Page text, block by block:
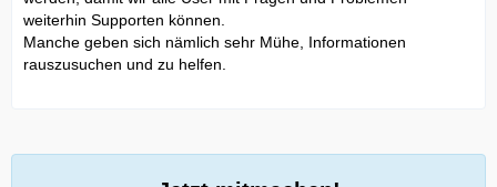
weiterhin Supporten können.
Manche geben sich nämlich sehr Mühe, Informationen
rauszusuchen und zu helfen.